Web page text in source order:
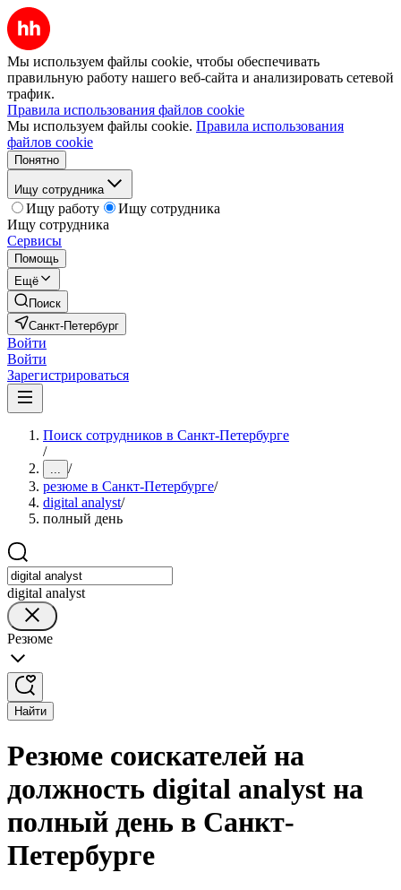
Мы используем файлы cookie, чтобы обеспечивать
правильную работу нашего веб-сайта и анализировать сетевой
трафик.
Правила использования файлов cookie
Мы используем файлы cookie. Правила использования
файлов cookie
Понятно
Ищу сотрудника
Ищу работу
Ищу сотрудника
Ищу сотрудника
Сервисы
Помощь
Ещё
Поиск
Санкт-Петербург
Войти
Войти
Зарегистрироваться
Поиск сотрудников в Санкт-Петербурге
/
... /
резюме в Санкт-Петербурге/
digital analyst/
полный день
digital analyst
Резюме
Найти
Резюме соискателей на
должность digital analyst на
полный день в Санкт-
Петербурге